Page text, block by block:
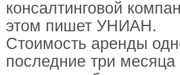
консалтинговой
этом пишет УНИАН.
Стоимость аренды
последние три